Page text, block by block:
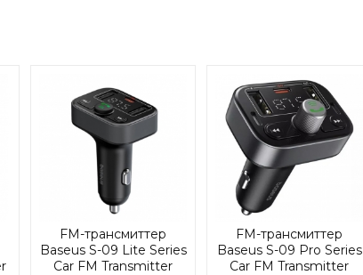
FM-трансмиттер
Baseus S-09 Lite Series
Car FM Transmitter
FM-трансмиттер
Baseus S-09 Pro Series
Car FM Transmitter